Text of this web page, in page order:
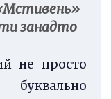
занадто
не просто
буквально